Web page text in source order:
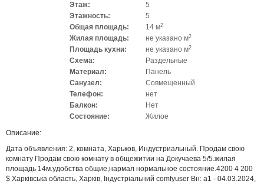
Этаж:
5
Этажность:
5
Общая площадь:
14 м2
Жилая площадь: не указано м2
Площадь кухни: не указано м2
Схема:
Раздельные
Материал:
Панель
Санузел:
Совмещенный
Телефон:
нет
Балкон:
Нет
Состояние:
Жилое
Описание:
Дата объявления: 2, комната, Харьков, Индустриальный. Продам свою
комнату Продам свою комнату в общежитии на Докучаева 5/5.жилая
площадь 14м.удобства общие,нармал нормальное состояние.4200 4 200
$ Харківська область, Харків, Індустріальний comfyuser Вн: a1 - 04.03.2024,